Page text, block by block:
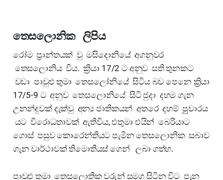
තෙසලොනික ලිපිය
රෝම ප්‍රාන්තයක් වු මසිදොනියේ අගනුවර
තෙසලොනිය විය. ක්‍රියා 17/2 ට අනුව සති තුනකට
වඩා පාවුළු තුමා තෙසලෝනියේ සිටිය බව පෙනෙ ක්‍රියා
17/5-9 ට අනුව තෙසලොනියේ සිටි ජුදා දහම ගැන
උනන්දුවක් දැක්වු අන්‍ය ජාතිකයන් අතරෙ දහම් පුුචාරය
යට විරොධතාවක් ඇතිවිය, එතුමා එයින් බෙරියාට
ගොස් පසුව කොරෙන්තියට පැමින තෙසලොනික සබාව
ගැන වාර්ථාවක් තිමොතියස් ගෙන් ලබා ගත්හ.
පාවුළු තුමා තෙසලොතික වරුන් සමග සිටින විට පැන